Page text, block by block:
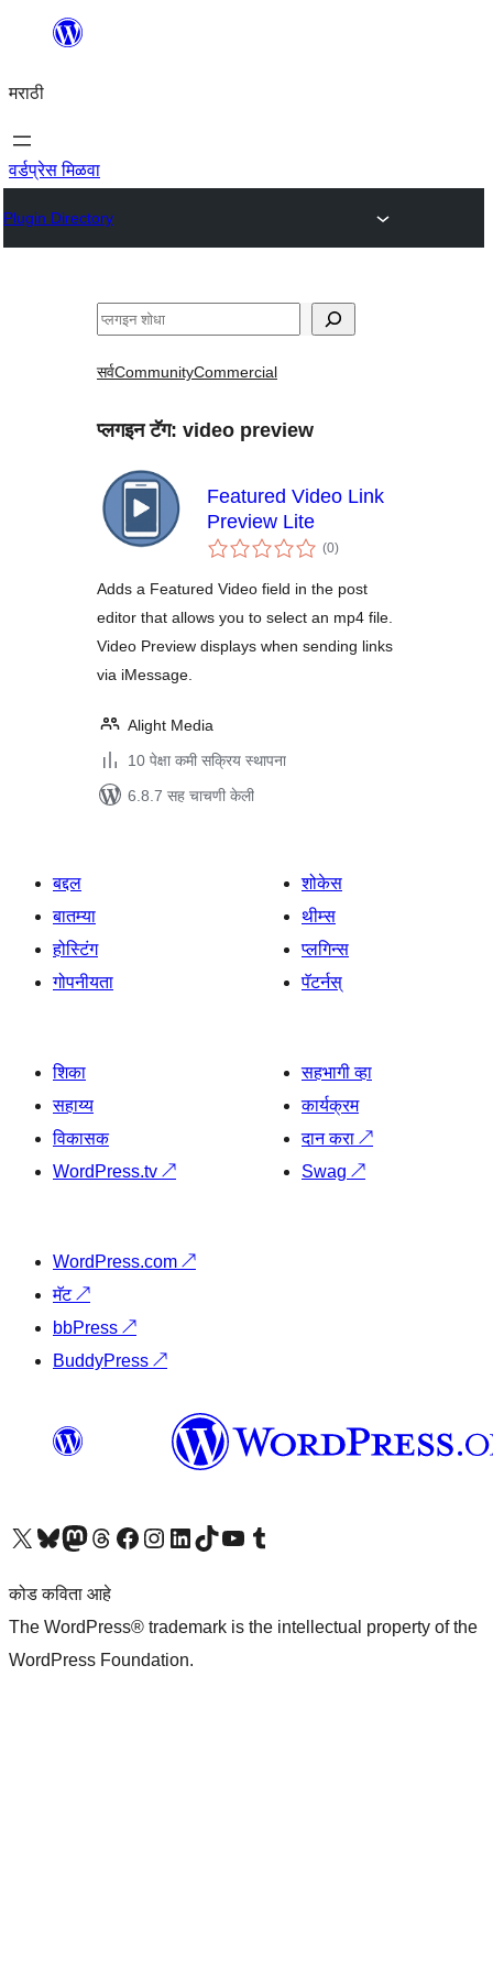
सामुग्रीवर
मराठी
वर्डप्रेस मिळवा
Plugin Directory
शोधा
सर्वCommunityCommercial
प्लगइन टॅग: video preview
Featured Video Link
Preview Lite
(0एकूण
मूल्यांकन
)
Adds a Featured Video field in the post
editor that allows you to select an mp4 file.
Video Preview displays when sending links
via iMessage.
Alight Media
10 पेक्षा कमी सक्रिय स्थापना
6.8.7 सह चाचणी केली
बद्दल
बातम्या
होस्टिंग
गोपनीयता
शोकेस
थीम्स
प्लगिन्स
पॅटर्नस्
शिका
सहाय्य
विकासक
WordPress.tv ↗
सहभागी व्हा
कार्यक्रम
दान करा ↗
Swag ↗
WordPress.com ↗
मॅट↗
bbPress ↗
BuddyPress ↗
आमच्या X (एक्स) (पूर्वीचे ट्विटर) खात्याला भेट द्या आमच्या ब्लूस्की खात्याला भेट द्या.आमच्या Mastodon खात्याला भेट द्या.आमच्या थ्रेड्स खात्याला भेट द्या. आमच्या फेसबुक पेजला भेट द्या आमच्या इंस्टाग्राम खात्याला भेट द्या आमच्या लिंक्डइन खात्याला भेट द्या आमच्या टिकटॉक अकाउंटला भेट द्या.आमच्या यूट्यूब चॅनेलला भेट द्या आमच्या टंबलर खात्याला भेट द्या.
कोड कविता आहे
The WordPress® trademark is the intellectual property of the
WordPress Foundation.